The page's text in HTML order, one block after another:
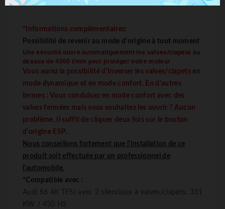
*Informations complémentaires:
Possibilité de revenir au mode d'origine à tout moment
Une sécurité ouvre automatiquement les valves/clapets au
dessus de 4000 t/min pour protéger votre moteur
Vous aurez la possibilité d'inverser lesvalves/clapetsen
mode dynamique et en mode confort. En d'autres
termes : Vous conduisez en mode confort avec des
valves fermées mais vous souhaitez les ouvrir ? Aucun
problème, il suffit de cliquer deux fois sur le bouton
d'origine ESP.
Nous conseillons fortement que l'installation de ce
produit soit effectuée par un professionnel de
l'automobile.
*Compatible avec :
Audi S6 4K TFSI avec 2 silencieux à valves/clapets: 331
KW / 450 HS